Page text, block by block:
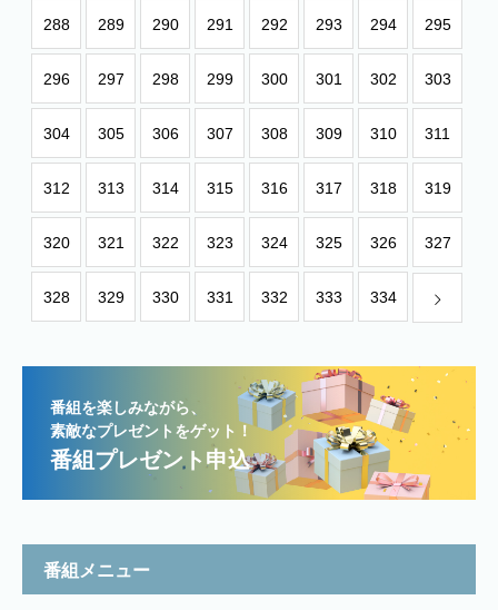
288 289 290 291 292 293 294 295
296 297 298 299 300 301 302 303
304 305 306 307 308 309 310 311
312 313 314 315 316 317 318 319
320 321 322 323 324 325 326 327
328 329 330 331 332 333 334
番組を楽しみながら、
素敵なプレゼントをゲット！
番組プレゼント申込
番組メニュー